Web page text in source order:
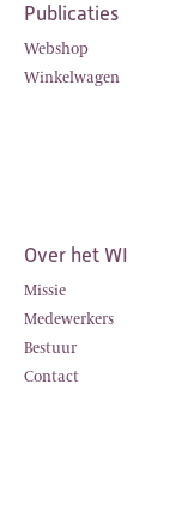
Publicaties
Webshop
Winkelwagen
Over het WI
Missie
Medewerkers
Bestuur
Contact